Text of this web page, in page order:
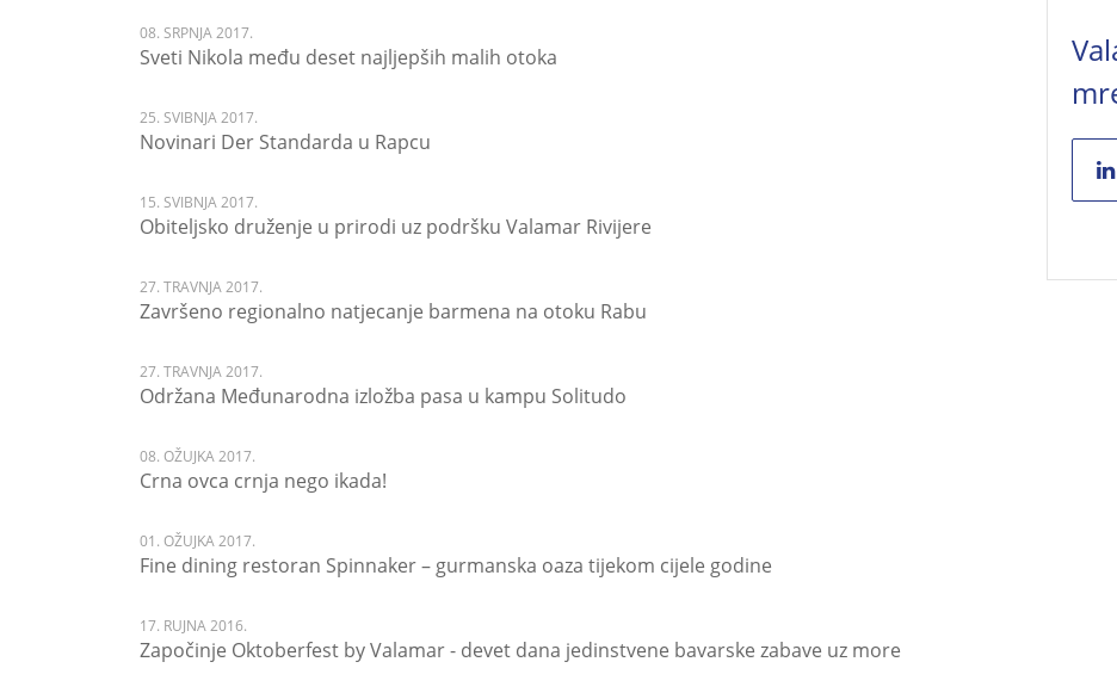
08. SRPNJA 2017.
Sveti Nikola među deset najljepših malih otoka
25. SVIBNJA 2017.
Novinari Der Standarda u Rapcu
15. SVIBNJA 2017.
Obiteljsko druženje u prirodi uz podršku Valamar Rivijere
27. TRAVNJA 2017.
Završeno regionalno natjecanje barmena na otoku Rabu
27. TRAVNJA 2017.
Održana Međunarodna izložba pasa u kampu Solitudo
08. OŽUJKA 2017.
Crna ovca crnja nego ikada!
01. OŽUJKA 2017.
Fine dining restoran Spinnaker – gurmanska oaza tijekom cijele godine
17. RUJNA 2016.
Započinje Oktoberfest by Valamar - devet dana jedinstvene bavarske zabave uz more